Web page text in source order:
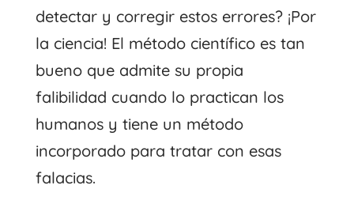
detectar y corregir estos errores? ¡Por
la ciencia! El método científico es tan
bueno que admite su propia
falibilidad cuando lo practican los
humanos y tiene un método
incorporado para tratar con esas
falacias.